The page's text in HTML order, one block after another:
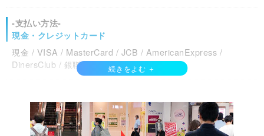
-支払い方法-
現金・クレジットカード
現金 / VISA / MasterCard / JCB / AmericanExpress /
DinersClub / 銀聯カード / Discover /
d払い / auPay / 楽天ペイ /